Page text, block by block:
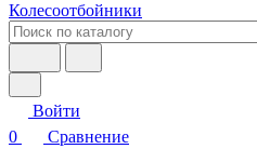
Колесоотбойники
Войти
0
Сравнение